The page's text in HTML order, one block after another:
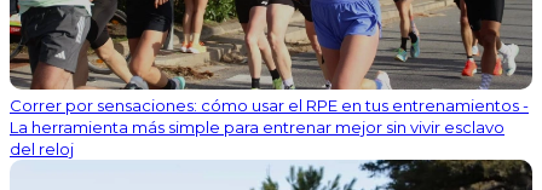
Correr por sensaciones: cómo usar el RPE en tus entrenamientos -
La herramienta más simple para entrenar mejor sin vivir esclavo
del reloj